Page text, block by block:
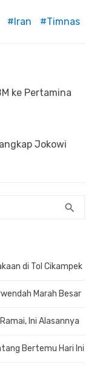
Iran Timnas
ke Pertamina
Jokowi
search
di Tol Cikampek
Marah Besar
Ini Alasannya
Bertemu Hari Ini